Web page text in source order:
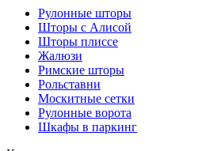
Рулонные шторы
Шторы с Алисой
Шторы плиссе
Жалюзи
Римские шторы
Рольставни
Москитные сетки
Рулонные ворота
Шкафы в паркинг